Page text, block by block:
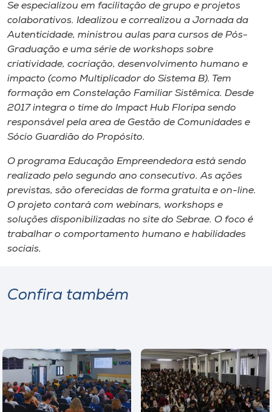
Se especializou em facilitação de grupo e projetos
colaborativos. Idealizou e correalizou a Jornada da
Autenticidade, ministrou aulas para cursos de Pós-
Graduação e uma série de workshops sobre
criatividade, cocriação, desenvolvimento humano e
impacto (como Multiplicador do Sistema B). Tem
formação em Constelação Familiar Sistêmica. Desde
2017 integra o time do Impact Hub Floripa sendo
responsável pela area de Gestão de Comunidades e
Sócio Guardião do Propósito.
O programa Educação Empreendedora está sendo
realizado pelo segundo ano consecutivo. As ações
previstas, são oferecidas de forma gratuita e on-line.
O projeto contará com webinars, workshops e
soluções disponibilizadas no site do Sebrae. O foco é
trabalhar o comportamento humano e habilidades
sociais.
Confira também